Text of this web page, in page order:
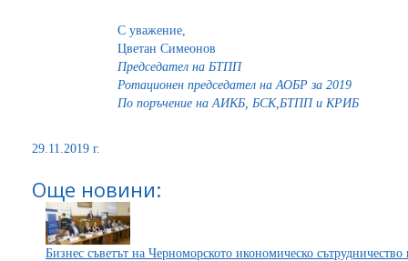
С уважение,
Цветан Симеонов
Председател на БТПП
Ротационен председател на АОБР за 2019
По поръчение на АИКБ, БСК,БТПП и КРИБ
29.11.2019 г.
Още новини:
Бизнес съветът на Черноморското икономическо